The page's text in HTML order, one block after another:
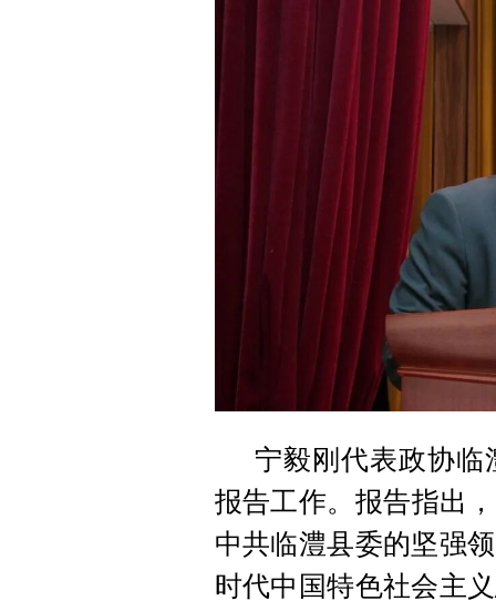
宁毅刚代表政协临
报告工作。报告指出
中共临澧县委的坚强
时代中国特色社会主